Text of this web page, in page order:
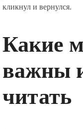
кликнул и вернулся.
Какие
важны
читать